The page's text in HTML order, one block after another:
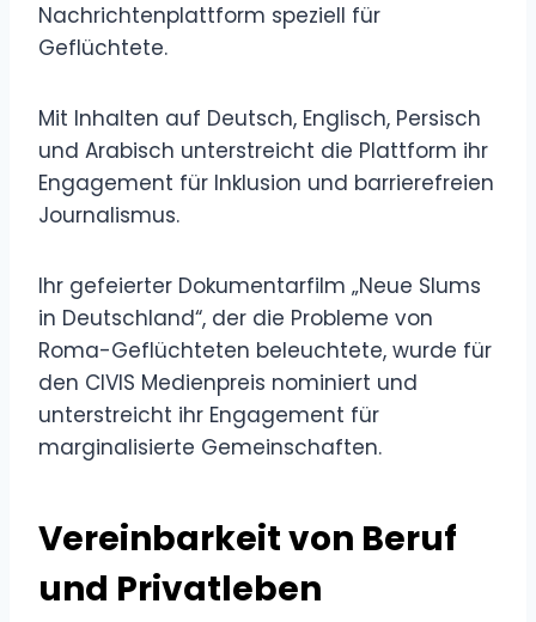
Nachrichtenplattform speziell für
Geflüchtete.
Mit Inhalten auf Deutsch, Englisch, Persisch
und Arabisch unterstreicht die Plattform ihr
Engagement für Inklusion und barrierefreien
Journalismus.
Ihr gefeierter Dokumentarfilm „Neue Slums
in Deutschland“, der die Probleme von
Roma-Geflüchteten beleuchtete, wurde für
den CIVIS Medienpreis nominiert und
unterstreicht ihr Engagement für
marginalisierte Gemeinschaften.
Vereinbarkeit von Beruf
und Privatleben